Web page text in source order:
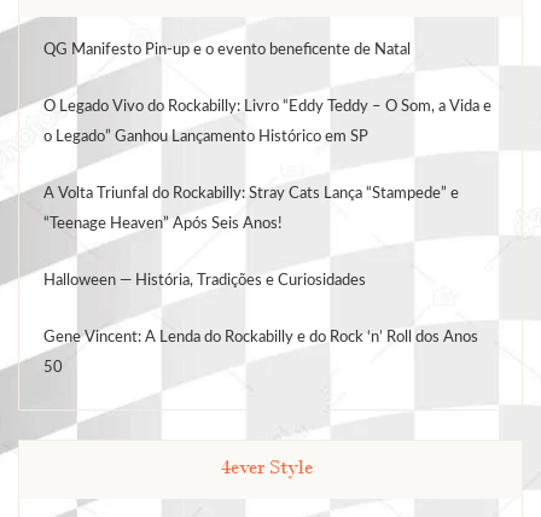
QG Manifesto Pin-up e o evento beneficente de Natal
O Legado Vivo do Rockabilly: Livro “Eddy Teddy – O Som, a Vida e
o Legado” Ganhou Lançamento Histórico em SP
A Volta Triunfal do Rockabilly: Stray Cats Lança “Stampede” e
“Teenage Heaven” Após Seis Anos!
Halloween — História, Tradições e Curiosidades
Gene Vincent: A Lenda do Rockabilly e do Rock ‘n’ Roll dos Anos
50
4ever Style